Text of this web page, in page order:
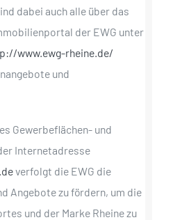
dabei auch alle über das
der EWG unter
www.ewg-rheine.de/
und
Gewerbeflächen- und
Internetadresse
verfolgt die EWG die
Angebote zu fördern, um die
und der Marke Rheine zu